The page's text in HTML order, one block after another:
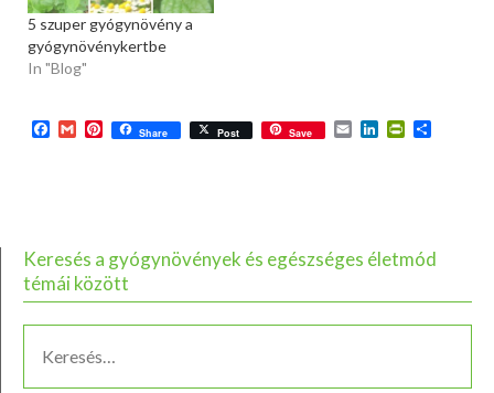
5 szuper gyógynövény a
gyógynövénykertbe
In "Blog"
Facebook
GmailPinterest
Share Post Save EmailLinkedIn
Keresés a gyógynövények és egészséges életmód
témái között